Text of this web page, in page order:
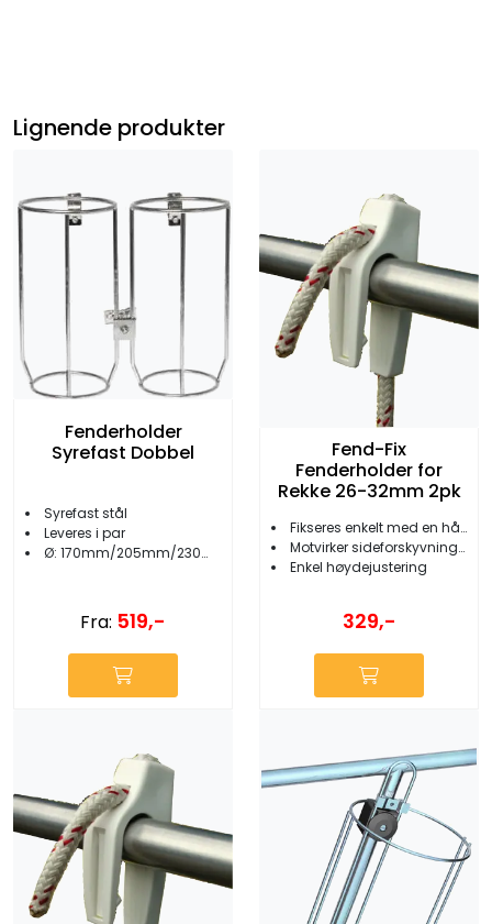
Lignende produkter
Fenderholder
Syrefast Dobbel
Syrefast stål
Leveres i par
Ø: 170mm/205mm/230mm/265mm
Fra: 519,-
Fend-Fix
Fenderholder for
Rekke 26-32mm 2pk
Fikseres enkelt med en hånd
Motvirker sideforskyvning av fenderne
Enkel høydejustering
329,-